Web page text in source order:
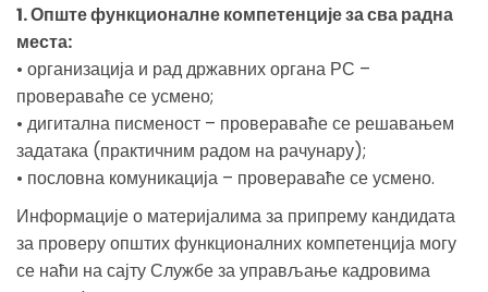
1. Опште функционалне компетенције за сва радна
места:
• организација и рад државних органа РС –
провераваће се усмено;
• дигитална писменост – провераваће се решавањем
задатака (практичним радом на рачунару);
• пословна комуникација – провераваће се усмено.
Информације о материјалима за припрему кандидата
за проверу општих функционалних компетенција могу
се наћи на сајту Службе за управљање кадровима